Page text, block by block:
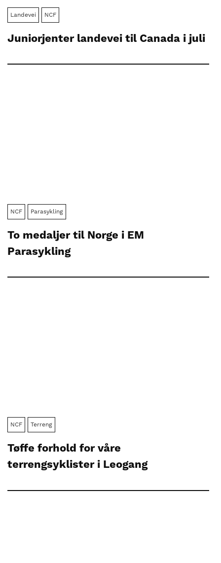
Landevei NCF
Juniorjenter landevei til Canada i juli
NCF Parasykling
To medaljer til Norge i EM
Parasykling
NCF Terreng
Tøffe forhold for våre
terrengsyklister i Leogang